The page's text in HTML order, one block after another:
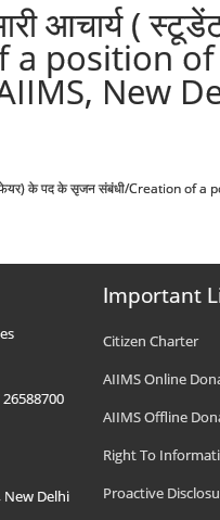
आचार्य (
a position
New
वेलफेयर) के पद के सृजन संबंधी/Creation
New Delhi
Important
Citizen Charter
AIIMS Online
AIIMS Offline
Right To
Proactive